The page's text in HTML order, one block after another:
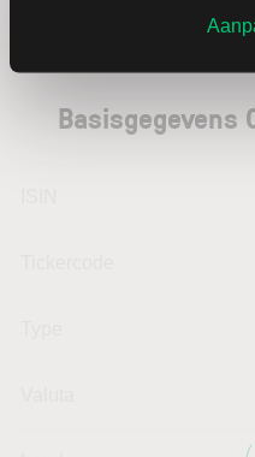
Basisgegevens